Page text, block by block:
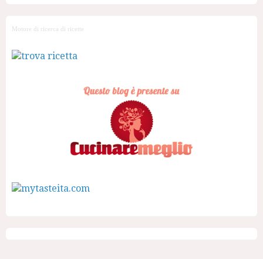
Motore di ricerca di ricette